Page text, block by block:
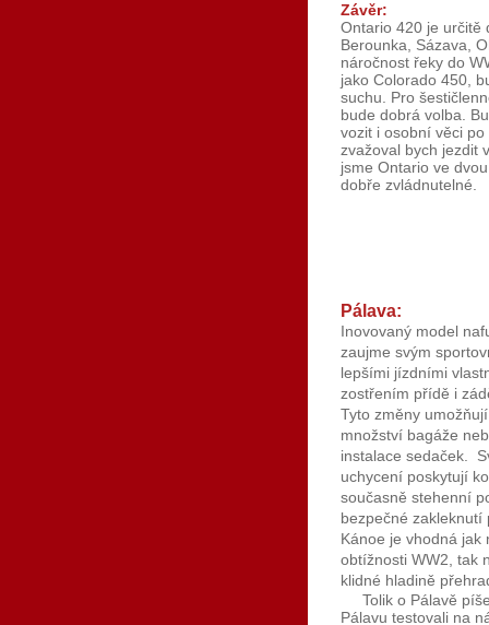
Závěr:
Ontario 420 je určitě
Berounka, Sázava,
náročnost řeky do
jako Colorado 450,
suchu. Pro
bude dobrá volba.
vozit i osobní věci
zvažoval bych jezdit
jsme Ontario ve
dobře zvládnutelné.
Pálava:
Inovovaný model
zaujme svým
lepšími jízdními
zostřením přídě i
Tyto změny
množství bagáže
instalace sedaček.
uchycení poskytují
současně stehenní
bezpečné
Kánoe je vhodná jak
obtížnosti WW2, tak
klidné hladině
Tolik o Pálavě
Pálavu testovali na